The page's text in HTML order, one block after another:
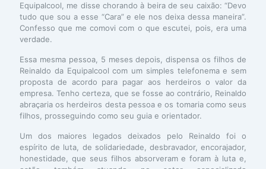
Equipalcool, me disse chorando à beira de seu caixão: “Devo
tudo que sou a esse “Cara” e ele nos deixa dessa maneira”.
Confesso que me comovi com o que escutei, pois, era uma
verdade.
Essa mesma pessoa, 5 meses depois, dispensa os filhos de
Reinaldo da Equipalcool com um simples telefonema e sem
proposta de acordo para pagar aos herdeiros o valor da
empresa. Tenho certeza, que se fosse ao contrário, Reinaldo
abraçaria os herdeiros desta pessoa e os tomaria como seus
filhos, prosseguindo como seu guia e orientador.
Um dos maiores legados deixados pelo Reinaldo foi o
espírito de luta, de solidariedade, desbravador, encorajador,
honestidade, que seus filhos absorveram e foram à luta e,